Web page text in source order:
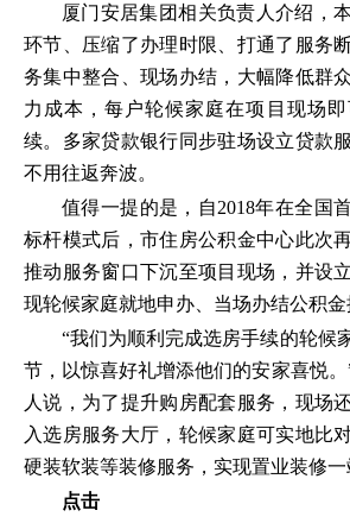
厦门安居集团相关负责人介绍，
环节、压缩了办理时限、打通了服务
务集中整合、现场办结，大幅降低群
力成本，每户轮候家庭在项目现场
续。多家贷款银行同步驻场设立贷款
不用往返奔波。
值得一提的是，自2018年在全国
标杆模式后，市住房公积金中心此次
推动服务窗口下沉至项目现场，并设
现轮候家庭就地申办、当场办结公积金
“我们为顺利完成选房手续的轮候
节，以惊喜好礼增添他们的安家喜悦
人说，为了提升购房配套服务，现场
入选房服务大厅，轮候家庭可实地比
硬装软装等装修服务，实现置业装修一
点击